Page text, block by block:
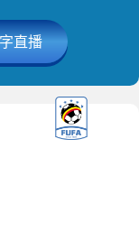
直播